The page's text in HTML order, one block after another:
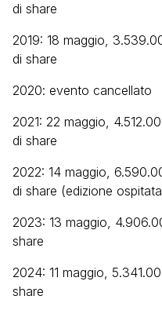
di share
2019: 18 maggio,
di share
2020: evento cancellato
2021: 22 maggio,
di share
2022: 14 maggio,
di share (edizione
2023: 13 maggio,
share
2024: 11 maggio,
share